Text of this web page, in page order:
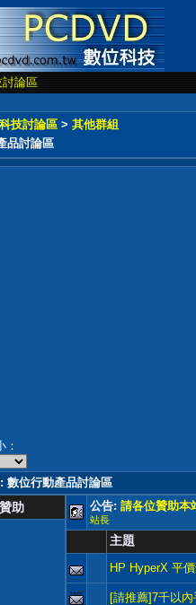
討論區
技討論區 > 其他群組
品討論區
：
: 數位行動產品討論區
助 公告: 請各位贊助本
站長
主題
HP HyperX 平
[請推薦]7千以內